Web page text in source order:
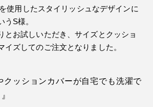
使用したスタイリッシュなデザインに
うS様。
とお試しいただき、サイズとクッショ
イズしてのご注文となりました。
クッションカバーが自宅でも洗濯で